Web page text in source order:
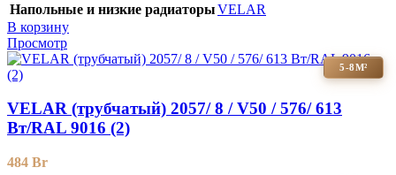
Напольные и низкие радиаторыVELAR
В корзину
Просмотр
5-8М²
VELAR (трубчатый) 2057/ 8 / V50 / 576/ 613
Bт/RAL 9016 (2)
484 Br